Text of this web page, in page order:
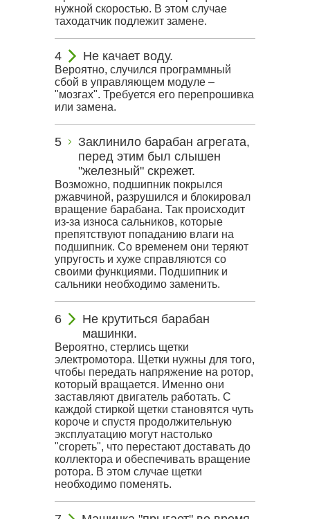
нужной скоростью. В этом случае
таходатчик подлежит замене.
Не качает воду.
Вероятно, случился программный
сбой в управляющем модуле –
"мозгах". Требуется его перепрошивка
или замена.
Заклинило барабан агрегата,
перед этим был слышен
"железный" скрежет.
Возможно, подшипник покрылся
ржавчиной, разрушился и блокировал
вращение барабана. Так происходит
из-за износа сальников, которые
препятствуют попаданию влаги на
подшипник. Со временем они теряют
упругость и хуже справляются со
своими функциями. Подшипник и
сальники необходимо заменить.
Не крутиться барабан
машинки.
Вероятно, стерлись щетки
электромотора. Щетки нужны для того,
чтобы передать напряжение на ротор,
который вращается. Именно они
заставляют двигатель работать. С
каждой стиркой щетки становятся чуть
короче и спустя продолжительную
эксплуатацию могут настолько
"сгореть", что перестают доставать до
коллектора и обеспечивать вращение
ротора. В этом случае щетки
необходимо поменять.